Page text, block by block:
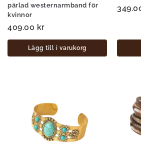
pärlad westernarmband för
kvinnor
409.00 kr
Lägg till i varukorg